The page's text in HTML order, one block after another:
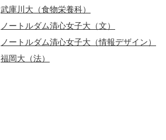
武庫川大（食物栄養科）
ノートルダム清心女子大（文）
ノートルダム清心女子大（情報デザイン）
福岡大（法）